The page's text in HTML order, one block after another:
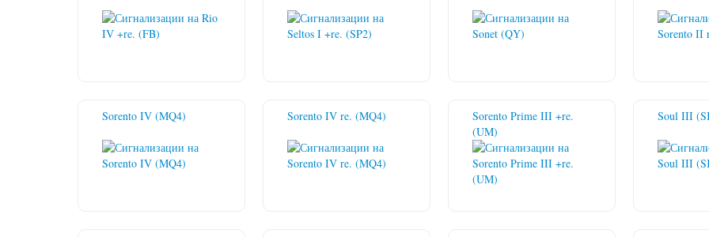
Sorento IV (MQ4) Sorento IV re. (MQ4)
Sorento Prime III +re.
(UM)
Soul III